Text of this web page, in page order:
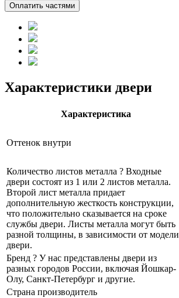
Оплатить частями
Характеристики двери
Характеристика
Оттенок внутри
Количество листов металла ? Входные
двери состоят из 1 или 2 листов металла.
Второй лист металла придает
дополнительную жесткость конструкции,
что положительно сказывается на сроке
службы двери. Листы металла могут быть
разной толщины, в зависимости от модели
двери.
Бренд ? У нас представлены двери из
разных городов России, включая Йошкар-
Олу, Санкт-Петербург и другие.
Страна производитель